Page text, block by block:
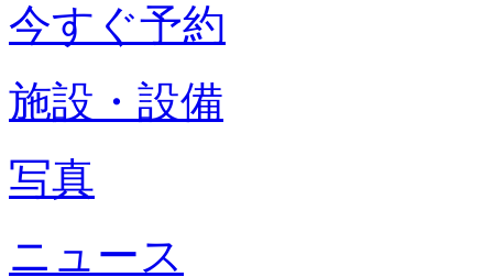
今すぐ予約
施設・設備
写真
ニュース